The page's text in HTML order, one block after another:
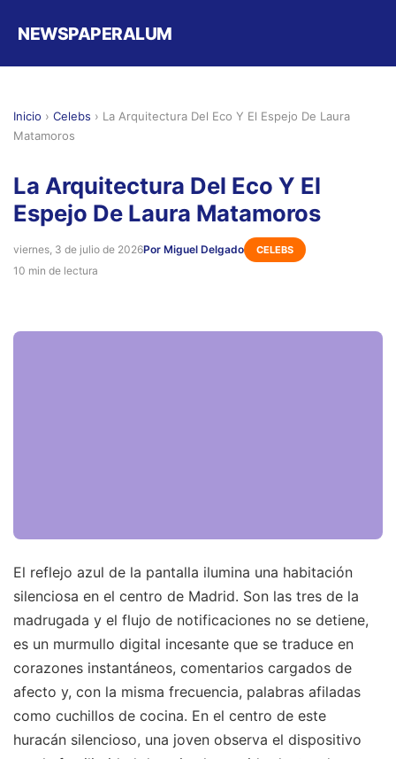
NEWSPAPERALUM
Inicio › Celebs › La Arquitectura Del Eco Y El Espejo De Laura
Matamoros
La Arquitectura Del Eco Y El
Espejo De Laura Matamoros
viernes, 3 de julio de 2026Por Miguel Delgado CELEBS
10 min de lectura
El reflejo azul de la pantalla ilumina una habitación
silenciosa en el centro de Madrid. Son las tres de la
madrugada y el flujo de notificaciones no se detiene,
es un murmullo digital incesante que se traduce en
corazones instantáneos, comentarios cargados de
afecto y, con la misma frecuencia, palabras afiladas
como cuchillos de cocina. En el centro de este
huracán silencioso, una joven observa el dispositivo